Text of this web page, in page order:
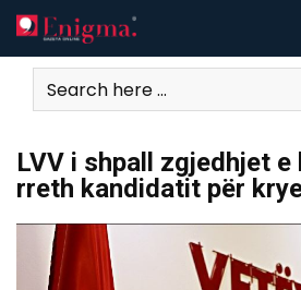
Skip
to
content
LVV i shpall zgjedhjet e
rreth kandidatit për